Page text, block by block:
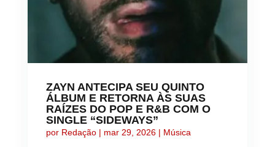
ZAYN ANTECIPA SEU QUINTO
ÁLBUM E RETORNA ÀS SUAS
RAÍZES DO POP E R&B COM O
SINGLE “SIDEWAYS”
por Redação| mar 29, 2026| Música